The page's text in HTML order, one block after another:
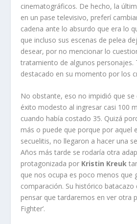
cinematográficos. De hecho, la
en un pase televisivo, preferí
cadena ante lo absurdo que era lo
que incluso sus escenas de pelea
desear, por no mencionar lo
tratamiento de algunos personajes.
destacado en su momento por los
No obstante, eso no impidió que se
éxito modesto al ingresar casi 100
cuando había costado 35. Quizá
más o puede que porque por aquel
secuelitis, no llegaron a hacer una
Años más tarde se rodaría otra
protagonizada por Kristin Kreuk
que nos ocupa es poco menos que
comparación. Su histórico batacazo
pensar que tardaremos en ver otra
Fighter’.